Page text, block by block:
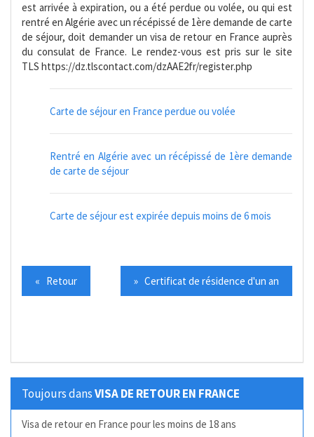
est arrivée à expiration, ou a été perdue ou volée, ou qui est
rentré en Algérie avec un récépissé de 1ère demande de carte
de séjour, doit demander un visa de retour en France auprès
du consulat de France. Le rendez-vous est pris sur le site
TLS https://dz.tlscontact.com/dzAAE2fr/register.php
Carte de séjour en France perdue ou volée
Rentré en Algérie avec un récépissé de 1ère demande
de carte de séjour
Carte de séjour est expirée depuis moins de 6 mois
« Retour » Certificat de résidence d'un an
Toujours dansVISA DE RETOUR EN FRANCE
Visa de retour en France pour les moins de 18 ans